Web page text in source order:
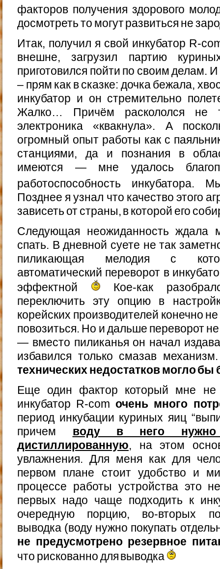
факторов получения здорового
досмотреть то могут развиться не
Итак, получил я свой инкубатор R-
внешне, загрузил партию
приготовился пойти по своим делам.
– прям как в сказке: дочка бежала,
инкубатор и он стремительно
Жалко… Причём раскололся не
электроника «квакнула». А
огромный опыт работы как с
станциями, да и познания в
имеются — мне удалось
работоспособность инкубатора.
Позднее я узнал что качество этого
зависеть от страны, в которой его
Следующая неожиданность ждала
спать. В дневной суете не так
пиликающая мелодия с
автоматический переворот в
эффектной
Кое-как
переключить эту опцию в
корейских производителей конечно
повозиться. Но и дальше переворот
— вместо пиликанья он начал
избавился только смазав
технических недостатков могло
Еще один фактор который мне
инкубатор R-com очень много
период инкубации куриных яиц
причем воду в него нужно
дистиллированную, на этом
увлажнения. Для меня как для
первом плане стоит удобство и
процессе работы устройства это
первых надо чаще подходить к
очередную порцию, во-вторых
выводка (воду нужно покупать
не предусмотрено резервное
что рискованно для выводка